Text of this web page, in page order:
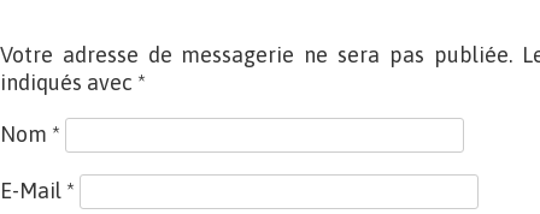
Votre adresse de messagerie ne sera pas publiée.
indiqués avec *
Nom *
E-Mail *